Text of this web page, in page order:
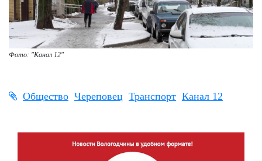
Фото: "Канал 12"
Общество Череповец Транспорт Канал 12